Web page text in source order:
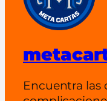
Encuentra las